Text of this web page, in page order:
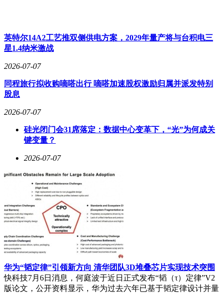
英特尔14A2工艺推双侧供电方案，2029年量产将与台积电三
星1.4纳米激战
2026-07-07
同程旅行拟收购嘀嗒出行 嘀嗒加速股权激励归属并派发特别
股息
2026-07-07
硅光闭门会31席落定：数据中心变革下，“光”为何成关
键变量？
2026-07-07
华为“韬定律”引领新方向 清华团队3D堆叠芯片实现技术突围
快科技7月6日消息，何庭波于近日正式发布“韬（τ）定律”V2
版论文，公开资料显示，华为过去六年已基于韬定律设计并量